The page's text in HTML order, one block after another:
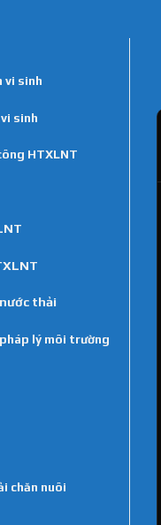
vi sinh
sinh
HTXLNT
thải
lý môi trường
chăn nuôi